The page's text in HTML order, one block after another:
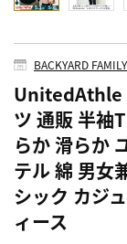
BACKYARD FAMILY
UnitedAthle
ツ 通販 半袖
らか 滑らか
テル 綿 男女
シック カジ
ィース